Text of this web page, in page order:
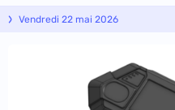
Vendredi 22 mai 2026